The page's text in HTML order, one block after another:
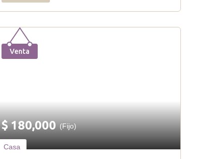
Venta
$180,000 (Fijo)
Casa